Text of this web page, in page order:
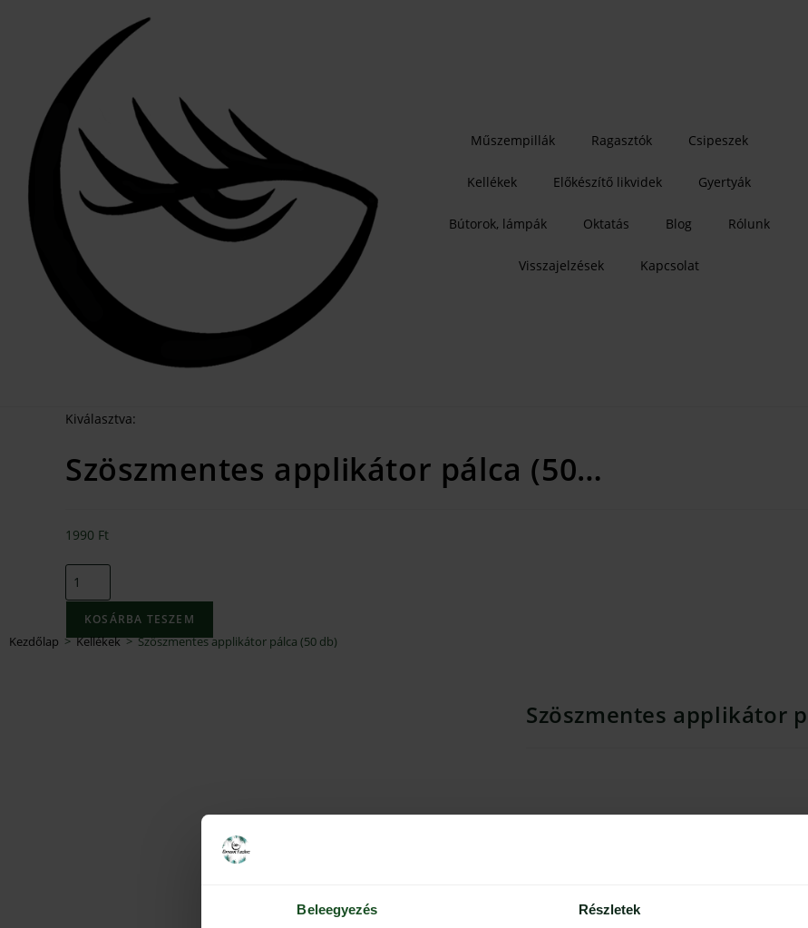
Beleegyezés Részletek
Műszempillák Ragasztók Csipeszek
Kellékek Előkészítő likvidek Gyertyák
Bútorok, lámpák Oktatás Blog Rólunk
Visszajelzések Kapcsolat
Kiválasztva:
Szöszmentes applikátor pálca (50…
1990 Ft
KOSÁRBA TESZEM
Kezdőlap > Kellékek > Szöszmentes applikátor pálca (50 db)
Szöszmentes applikátor
Az előkészítő folyadékok, primer/zsírtalanító,